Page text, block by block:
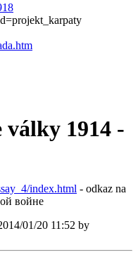
1914 -
index.html - odkaz na
войне
01/20 11:52 by